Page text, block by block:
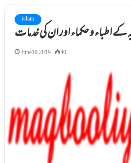
islam
کے اطباء و حکماء اور ان کی خدمات
June 10, 2019 40